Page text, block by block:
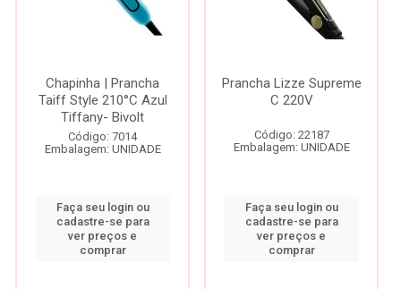
Chapinha | Prancha
Taiff Style 210°C Azul
Tiffany- Bivolt
Código: 7014
Embalagem: UNIDADE
Faça seu login ou
cadastre-se para
ver preços e
comprar
Prancha Lizze Supreme
C 220V
Código: 22187
Embalagem: UNIDADE
Faça seu login ou
cadastre-se para
ver preços e
comprar